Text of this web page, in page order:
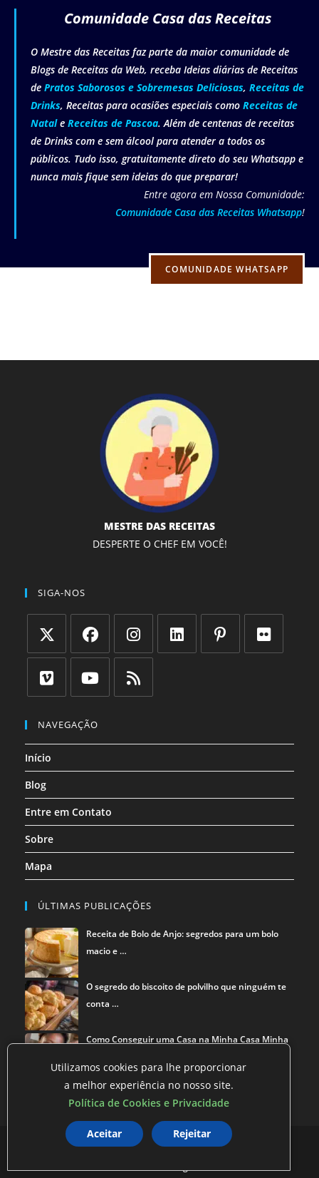
Comunidade Casa das Receitas
O Mestre das Receitas faz parte da maior comunidade de
Blogs de Receitas da Web, receba Ideias diárias de Receitas
de Pratos Saborosos e Sobremesas Deliciosas, Receitas de
Drinks, Receitas para ocasiões especiais como Receitas de
Natale Receitas de Pascoa. Além de centenas de receitas
de Drinks com e sem álcool para atender a todos os
públicos. Tudo isso, gratuitamente direto do seu Whatsapp e
nunca mais fique sem ideias do que preparar!
Entre agora em Nossa Comunidade:
Comunidade Casa das Receitas Whatsapp!
COMUNIDADE WHATSAPP
MESTRE DAS RECEITAS
DESPERTE O CHEF EM VOCÊ!
SIGA-NOS
NAVEGAÇÃO
Início
Blog
Entre em Contato
Sobre
Mapa
ÚLTIMAS PUBLICAÇÕES
Receita de Bolo de Anjo: segredos para um bolo
macio e …
O segredo do biscoito de polvilho que ninguém te
conta …
Como Conseguir uma Casa na Minha Casa Minha
Política de privacidade Termos de Uso Exclusão de Dados
Utilizamos cookies para lhe proporcionar
a melhor experiência no nosso site.
Política de Cookies e Privacidade
Aceitar Rejeitar